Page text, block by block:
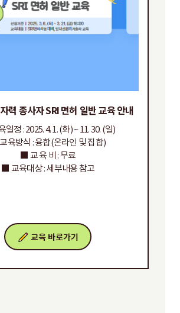
력 종사자 SRI 면허 일반 교육 안내
정 : 2025. 4. 1. (화) ~ 11. 30. (일)
육방식 : 융합(온라인 및 집합)
■ 교 육 비 : 무료
■ 교육대상 : 세부내용 참고